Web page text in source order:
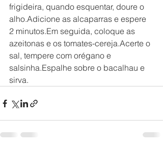
frigideira, quando esquentar, doure o
alho.Adicione as alcaparras e espere
2 minutos.Em seguida, coloque as
azeitonas e os tomates-cereja.Acerte o
sal, tempere com orégano e
salsinha.Espalhe sobre o bacalhau e
sirva.